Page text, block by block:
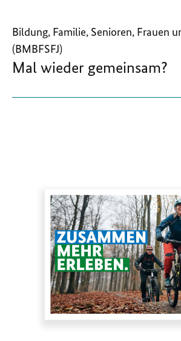
Bildung, Familie, Senioren, Frauen
(BMBFSFJ)
Mal wieder gemeinsam?